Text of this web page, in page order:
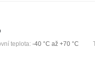
teplota: -40 °С až +70 °С